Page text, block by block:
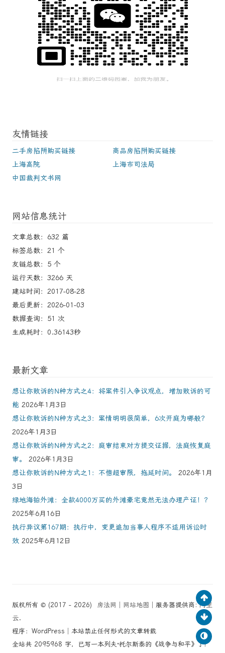
友情链接
二手房陷阱购买链接
商品房陷阱购买链接
上海高院
上海市司法局
中国裁判文书网
网站信息统计
文章总数：632 篇
标签总数：21 个
友链总数：5 个
运行天数：3266 天
建站时间：2017-08-28
最后更新：2026-01-03
数据查询：51 次
生成耗时：0.36143秒
最新文章
想让你败诉的N种方式之4：将案件引入争议观点，增加败诉的可
能 2026年1月3日
想让你败诉的N种方式之3：案情明明很简单，6次开庭为哪般？
2026年1月3日
想让你败诉的N种方式之2：庭审结束对方提交证据，法庭恢复庭
审。
2026年1月3日
想让你败诉的N种方式之1：不惜超审限，拖延时间。
2026年1月
3日
绿地海铂外滩：全款4000万买的外滩豪宅竟然无法办理产证！？
2025年6月16日
执行异议第167期：执行中，变更追加当事人程序不适用诉讼时
效 2025年6月12日
版权所有 © (2017 - 2026) 房法网 网站地图 │服务器提供商:阿里
云.
程序：WordPress│本站禁止任何形式的文章转载
全站共 2095968 字，已写一本列夫·托尔斯泰的《战争与和平》了！